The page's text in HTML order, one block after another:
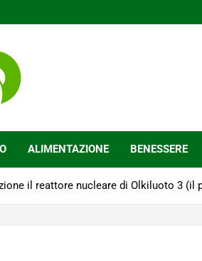
ALIMENTAZIONE BENESSERE
il reattore nucleare di Olkiluoto 3 (il